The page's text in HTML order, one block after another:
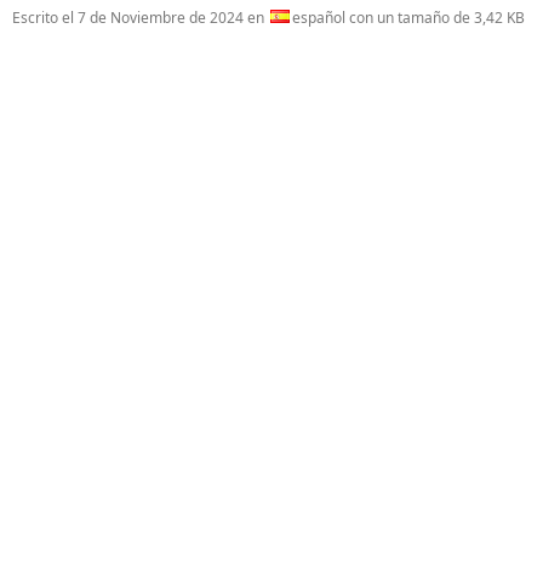
Escrito el 7 de Noviembre de 2024en español con un tamaño de 3,42 KB